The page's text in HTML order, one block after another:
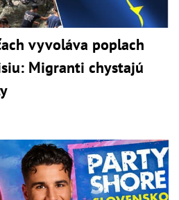
vyvoláva poplach
Migranti chystajú